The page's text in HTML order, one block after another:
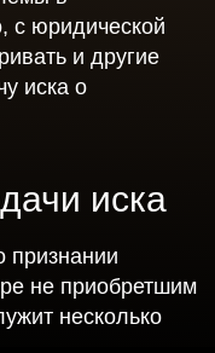
с юридической
и другие
иска о
иска
признании
не приобретшим
несколько